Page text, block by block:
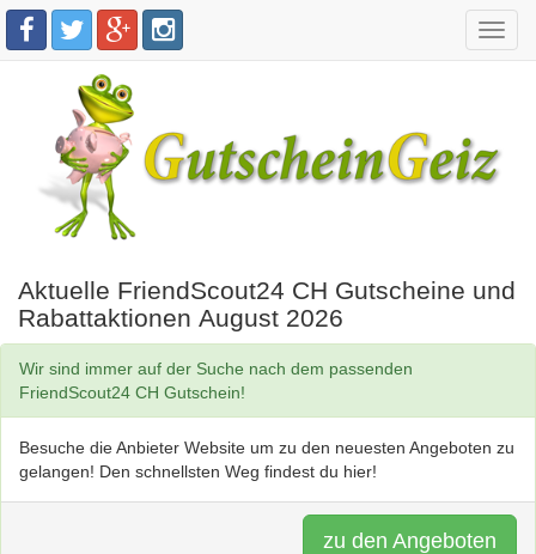
Aktuelle FriendScout24 CH Gutscheine und
Rabattaktionen August 2026
Wir sind immer auf der Suche nach dem passenden
FriendScout24 CH Gutschein!
Besuche die Anbieter Website um zu den neuesten Angeboten zu
gelangen! Den schnellsten Weg findest du hier!
zu den Angeboten